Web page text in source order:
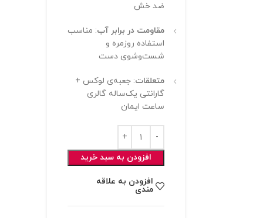
ضد خش
مقاومت در برابر آب: مناسب
استفاده روزمره و
شست‌وشوی دست
متعلقات: جعبه‌ی لوکس +
گارانتی یک‌ساله گالری
ساعت ایمان
افزودن به سبد خرید
افزودن به علاقه
مندی